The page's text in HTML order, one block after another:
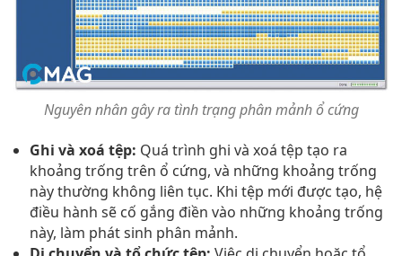
Nguyên nhân gây ra tình trạng phân mảnh ổ cứng
Ghi và xoá tệp: Quá trình ghi và xoá tệp tạo ra
khoảng trống trên ổ cứng, và những khoảng trống
này thường không liên tục. Khi tệp mới được tạo, hệ
điều hành sẽ cố gắng điền vào những khoảng trống
này, làm phát sinh phân mảnh.